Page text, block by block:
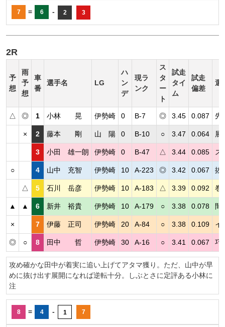
7 = 6 - 2 3
2R
予
想
雨
予
想
車
番
選手名 LG
ハ
ン
デ
現ラ
ンク
ス
タ
ー
ト
試走
タイ
ム
試走
偏差
選
△ ◎ 1 小林 晃 伊勢崎 0 B-7 ◎ 3.45 0.087 先
× 2 藤本 剛 山 陽 0 B-10 ○ 3.47 0.064 展
3 小田 雄一朗 伊勢崎 0 B-47 △ 3.44 0.085 ス
○ 4 山中 充智 伊勢崎 10 A-223 ◎ 3.42 0.067 抜
△ 5 石川 岳彦 伊勢崎 10 A-183 △ 3.39 0.092 巻
▲ ▲ 6 新井 裕貴 伊勢崎 10 A-179 ○ 3.38 0.078 間
× 7 伊藤 正司 伊勢崎 20 A-84 ○ 3.38 0.109 イ
◎ ○ 8 田中 哲 伊勢崎 30 A-16 ○ 3.41 0.067 巧
攻め確かな田中が着実に追い上げてアタマ獲り。ただ、山中が早
めに抜け出す展開になれば逆転十分。しぶとさに定評ある小林に
注
8 = 4 - 1 7